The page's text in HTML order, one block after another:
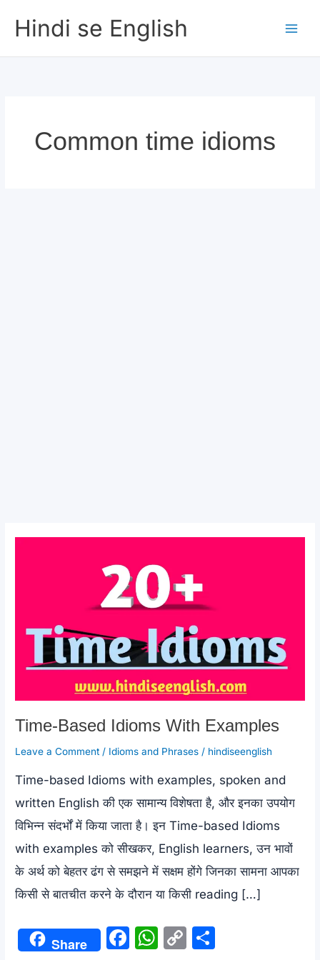
contentHindi se English
Common time idioms
Time-Based Idioms With Examples
Leave a Comment / Idioms and Phrases / hindiseenglish
Time-based Idioms with examples, spoken and
written English की एक सामान्य विशेषता है, और इनका उपयोग
विभिन्न संदर्भों में किया जाता है। इन Time-based Idioms
with examples को सीखकर, English learners, उन भावों
के अर्थ को बेहतर ढंग से समझने में सक्षम होंगे जिनका सामना आपका
किसी से बातचीत करने के दौरान या किसी reading […]
Share
F
W C